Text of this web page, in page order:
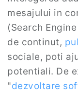
mesajului in
(Search
de continut,
sociale, poti
potentiali. De
"dezvoltare